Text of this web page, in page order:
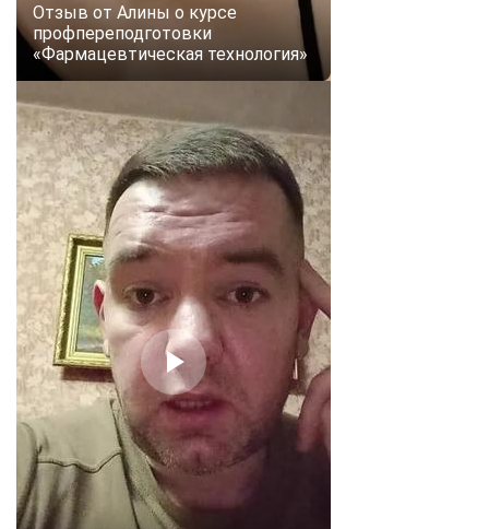
Отзыв от Алины о курсе
профпереподготовки
«Фармацевтическая технология»
ChatApp
online
Мессенджеры
Свяжитесь с нами через любой удобный мессенджер!